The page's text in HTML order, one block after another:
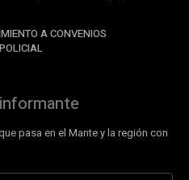
A CONVENIOS
pasa en el Mante y la región con